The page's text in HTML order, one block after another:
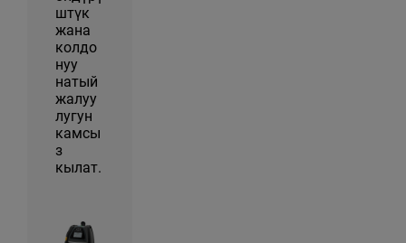
штүк
жана
колдо
нуу
натый
жалуу
лугун
камсы
з
кылат.